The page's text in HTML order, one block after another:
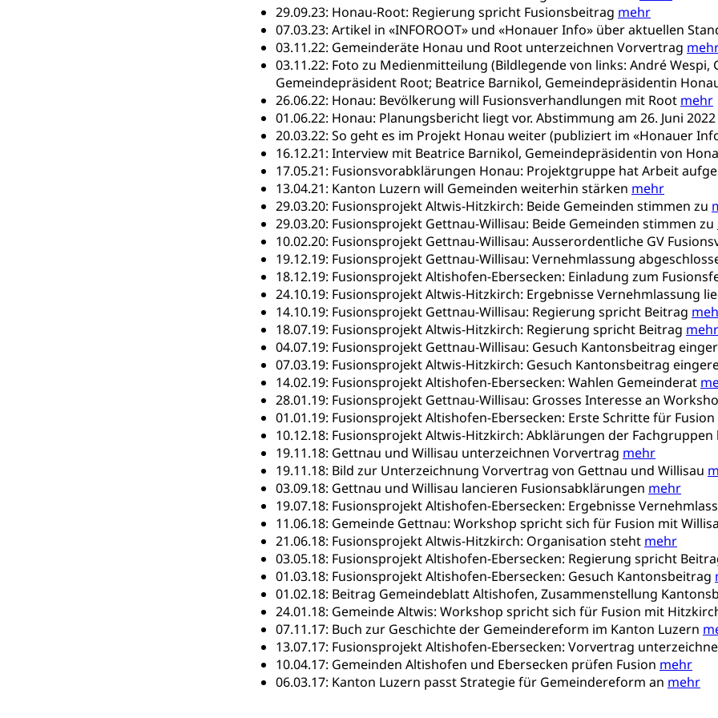
29.09.23: Honau-Root: Regierung spricht Fusionsbeitrag mehr
07.03.23: Artikel in «INFOROOT» und «Honauer Info» über aktuellen
03.11.22: Gemeinderäte Honau und Root unterzeichnen Vorvertrag
03.11.22: Foto zu Medienmitteilung (Bildlegende von links: André
Gemeindepräsident Root; Beatrice Barnikol, Gemeindepräsidentin
26.06.22: Honau: Bevölkerung will Fusionsverhandlungen mit Root mehr
01.06.22: Honau: Planungsbericht liegt vor. Abstimmung am 26. Juni 2022
20.03.22: So geht es im Projekt Honau weiter (publiziert im «Honauer
16.12.21: Interview mit Beatrice Barnikol, Gemeindepräsidentin von
17.05.21: Fusionsvorabklärungen Honau: Projektgruppe hat Arbeit
13.04.21: Kanton Luzern will Gemeinden weiterhin stärken mehr
29.03.20: Fusionsprojekt Altwis-Hitzkirch: Beide Gemeinden stimmen zu
29.03.20: Fusionsprojekt Gettnau-Willisau: Beide Gemeinden stimmen zu
10.02.20: Fusionsprojekt Gettnau-Willisau: Ausserordentliche GV
19.12.19: Fusionsprojekt Gettnau-Willisau: Vernehmlassung
18.12.19: Fusionsprojekt Altishofen-Ebersecken: Einladung zum
24.10.19: Fusionsprojekt Altwis-Hitzkirch: Ergebnisse Vernehmlassung
14.10.19: Fusionsprojekt Gettnau-Willisau: Regierung spricht Beitrag
18.07.19: Fusionsprojekt Altwis-Hitzkirch: Regierung spricht Beitrag mehr
04.07.19: Fusionsprojekt Gettnau-Willisau: Gesuch Kantonsbeitrag
07.03.19: Fusionsprojekt Altwis-Hitzkirch: Gesuch Kantonsbeitrag
14.02.19: Fusionsprojekt Altishofen-Ebersecken: Wahlen Gemeinderat
28.01.19: Fusionsprojekt Gettnau-Willisau: Grosses Interesse an
01.01.19: Fusionsprojekt Altishofen-Ebersecken: Erste Schritte für Fusion
10.12.18: Fusionsprojekt Altwis-Hitzkirch: Abklärungen der Fachgruppen
19.11.18: Gettnau und Willisau unterzeichnen Vorvertrag mehr
19.11.18: Bild zur Unterzeichnung Vorvertrag von Gettnau und Willisau
03.09.18: Gettnau und Willisau lancieren Fusionsabklärungen mehr
19.07.18: Fusionsprojekt Altishofen-Ebersecken: Ergebnisse
11.06.18: Gemeinde Gettnau: Workshop spricht sich für Fusion mit
21.06.18: Fusionsprojekt Altwis-Hitzkirch: Organisation steht mehr
03.05.18: Fusionsprojekt Altishofen-Ebersecken: Regierung spricht
01.03.18: Fusionsprojekt Altishofen-Ebersecken: Gesuch Kantonsbeitrag
01.02.18: Beitrag Gemeindeblatt Altishofen, Zusammenstellung
24.01.18: Gemeinde Altwis: Workshop spricht sich für Fusion mit
07.11.17: Buch zur Geschichte der Gemeindereform im Kanton Luzern
13.07.17: Fusionsprojekt Altishofen-Ebersecken: Vorvertrag
10.04.17: Gemeinden Altishofen und Ebersecken prüfen Fusion mehr
06.03.17: Kanton Luzern passt Strategie für Gemeindereform an mehr
Frühe Förderung
Gesundheit und Soziales
Konsumentenschutz
Konsumentenrechte, Produktsicherheit, Preisüberwachung, Preisüberwacher,
Erschöpfung, nationale Erschöpfung, internationale Erschöpfung, Preisabsprache,
Lebensmittelkontrolle und Verbraucherschutz
Krankenversicherung
Unfallversicherung, Berufsunfallversicherung, Krankheit, Unfall,
Krankenversicherung (WAS Luzern)
Prämienverbilligung (WAS
Obligatorische Krankenversicherung (WAS Luzern)
Kranken- und
Lebensmittelsicherheit
sichere Lebensmittel, Lebensmittelkontrolle, Lebensmittelhygiene,
Trinkwasser Lebensmittel
Prävention
Gesundheitsvorsorge, Wellness, Unfallverhütung, Suchtprävention,
Sekundärprävention, Tertiärprävention
Darmkrebsvorsorge Kantonales Tabakpräventionsprogramm
Suchtprävention
Gesundheitsversorgung
Soziale Sicherheit
Sozialversicherungen, Sozialpolitik, Arbeitslosenversicherung,
Invalidenversicherung, Sozialhilfe
Kranken- und Unfallversicherung (gruezi.lu.ch) Krankenversicherung
Soziales und Gesellschaft (Dienststelle)
Opferhilfe
Invalidenversicherung (WAS Luzern)
Soziale Sicherheit
Sucht und Drogen
Drogenabhängigkeit, Drogensucht, Medikamentenabhängigkeit,
Drogensüchtige, Betäubungsmittel, Suchtmittel, Psychopharmaka
Fachstelle Sucht Region Luzern Drogen (Polizei) Sucht
Gesundheitsversorgung
Gesundheitsversorgung, Spital, Pflegeinitiative, Ambulant vor stationär, AVOS,
Gesundheitsversorgung
AHV / IV
Altersrente, Invalidenrente, Witwenrente, Sozialversicherung,
Hilflosenentschädigung, Ergänzungsleistungen, Altersvorsorge,
Hilfslosenentschädigung (WAS Luzern) AHV-Hinterlassenenrente
Informationsstelle AHV/IV
Ergänzungsleistungen (EL) (WAS Luzern)
IV-Leistungen (WAS Luzern)
Behinderung
Körperbehinderung, körperliche Behinderung, geistige Behinderung, psychische